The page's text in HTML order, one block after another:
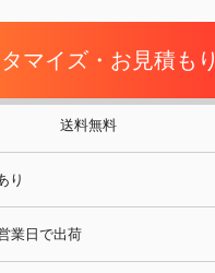
マイズ・お見積もり
送料無料
り
業日で出荷